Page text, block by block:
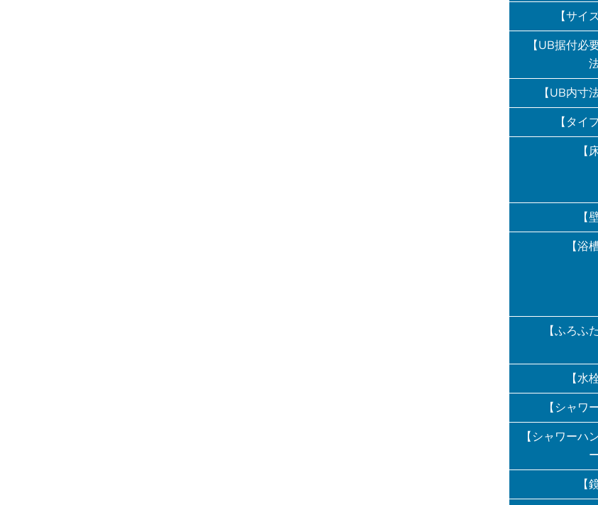
【サイ
【UB据付必
【UB内寸法
【タイ
【
【
【浴
【ふろふ
【水
【シャワ
【シャワーハ
【